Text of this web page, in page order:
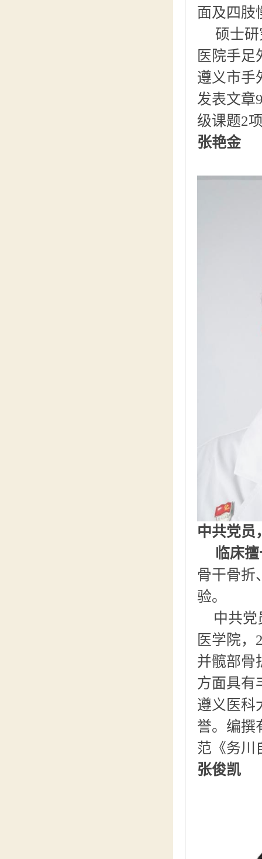
面及四肢
硕士
医院手足
遵义市手
发表文章
级课题2
张艳金
中共党员
临床
骨干骨折
验。
中共党
医学院，
并髋部骨
方面具有
遵义医科
誉。编撰
范《务川
张俊凯